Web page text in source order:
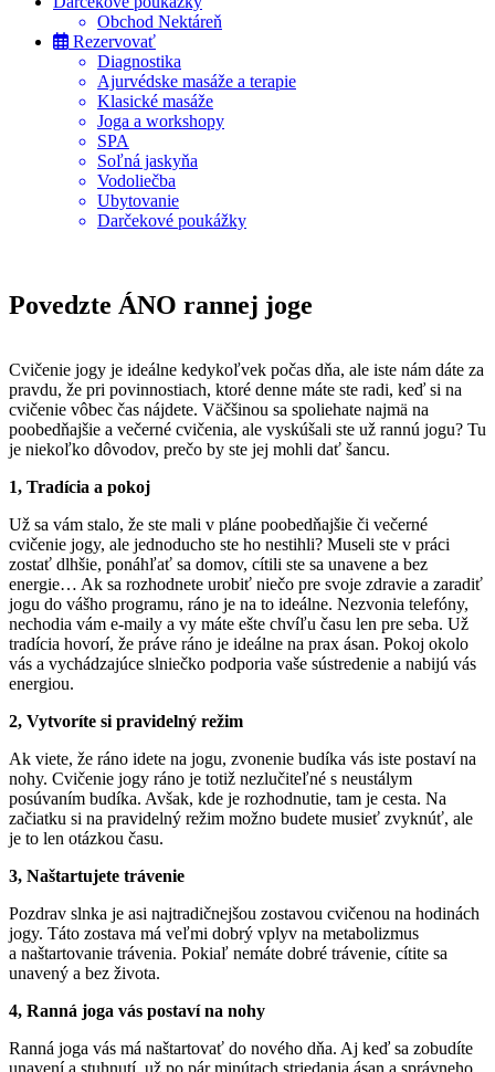
Obchod Nektáreň
Rezervovať
Diagnostika
Ajurvédske masáže a terapie
Klasické masáže
Joga a workshopy
SPA
Soľná jaskyňa
Vodoliečba
Ubytovanie
Darčekové poukážky
Povedzte ÁNO rannej joge
Cvičenie jogy je ideálne kedykoľvek počas dňa, ale iste nám dáte za
pravdu, že pri povinnostiach, ktoré denne máte ste radi, keď si na
cvičenie vôbec čas nájdete. Väčšinou sa spoliehate najmä na
poobedňajšie a večerné cvičenia, ale vyskúšali ste už rannú jogu? Tu
je niekoľko dôvodov, prečo by ste jej mohli dať šancu.
1, Tradícia a pokoj
Už sa vám stalo, že ste mali v pláne poobedňajšie či večerné
cvičenie jogy, ale jednoducho ste ho nestihli? Museli ste v práci
zostať dlhšie, ponáhľať sa domov, cítili ste sa unavene a bez
energie… Ak sa rozhodnete urobiť niečo pre svoje zdravie a zaradiť
jogu do vášho programu, ráno je na to ideálne. Nezvonia telefóny,
nechodia vám e-maily a vy máte ešte chvíľu času len pre seba. Už
tradícia hovorí, že práve ráno je ideálne na prax ásan. Pokoj okolo
vás a vychádzajúce slniečko podporia vaše sústredenie a nabijú vás
energiou.
2, Vytvoríte si pravidelný režim
Ak viete, že ráno idete na jogu, zvonenie budíka vás iste postaví na
nohy. Cvičenie jogy ráno je totiž nezlučiteľné s neustálym
posúvaním budíka. Avšak, kde je rozhodnutie, tam je cesta. Na
začiatku si na pravidelný režim možno budete musieť zvyknúť, ale
je to len otázkou času.
3, Naštartujete trávenie
Pozdrav slnka je asi najtradičnejšou zostavou cvičenou na hodinách
jogy. Táto zostava má veľmi dobrý vplyv na metabolizmus
a naštartovanie trávenia. Pokiaľ nemáte dobré trávenie, cítite sa
unavený a bez života.
4, Ranná joga vás postaví na nohy
Ranná joga vás má naštartovať do nového dňa. Aj keď sa zobudíte
unavení a stuhnutí, už po pár minútach striedania ásan a správneho